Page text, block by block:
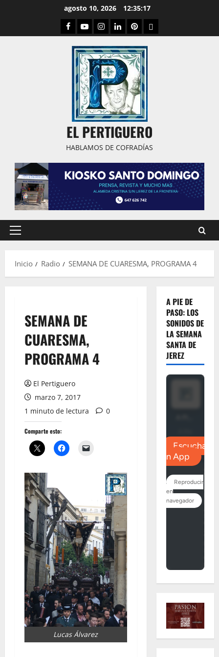
agosto 10, 2026 12:35:18
Facebook
YoutubeInstagram
LinkedPinterestDribbble
EL PERTIGUERO
HABLAMOS DE COFRADÍAS
Menú
Inicio
Radio SEMANA DE CUARESMA, PROGRAMA 4
SEMANA DE
CUARESMA,
PROGRAMA 4
El Pertiguero
marzo 7, 2017
1 minuto de lectura
0
Comparte esto:
Lucas Álvarez
A PIE DE
PASO: LOS
SONIDOS DE
LA SEMANA
SANTA DE
JEREZ